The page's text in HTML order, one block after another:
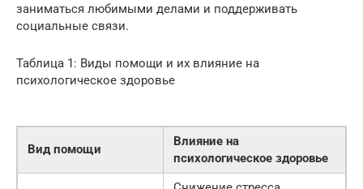
заниматься любимыми делами и поддерживать
социальные связи.
Таблица 1: Виды помощи и их влияние на
психологическое здоровье
Вид помощи
Влияние на
психологическое здоровье